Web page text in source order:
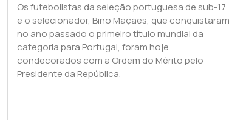
Os futebolistas da seleção portuguesa de sub-17
e o selecionador, Bino Maçães, que conquistaram
no ano passado o primeiro título mundial da
categoria para Portugal, foram hoje
condecorados com a Ordem do Mérito pelo
Presidente da República.